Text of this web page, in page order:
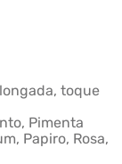
toque
Pimenta
Papiro, Rosa,